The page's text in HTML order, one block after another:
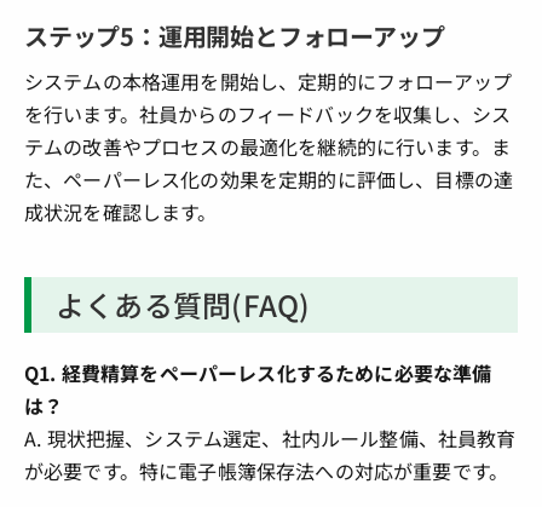
ステップ5：運用開始とフォローアップ
システムの本格運用を開始し、定期的にフォローアップ
を行います。社員からのフィードバックを収集し、シス
テムの改善やプロセスの最適化を継続的に行います。ま
た、ペーパーレス化の効果を定期的に評価し、目標の達
成状況を確認します。
よくある質問(FAQ)
Q1. 経費精算をペーパーレス化するために必要な準備
は？
A. 現状把握、システム選定、社内ルール整備、社員教育
が必要です。特に電子帳簿保存法への対応が重要です。